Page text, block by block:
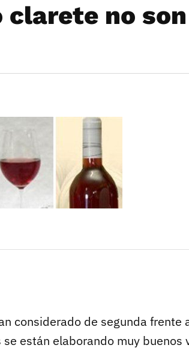
clarete no
considerado de segunda frente
están elaborando muy buenos